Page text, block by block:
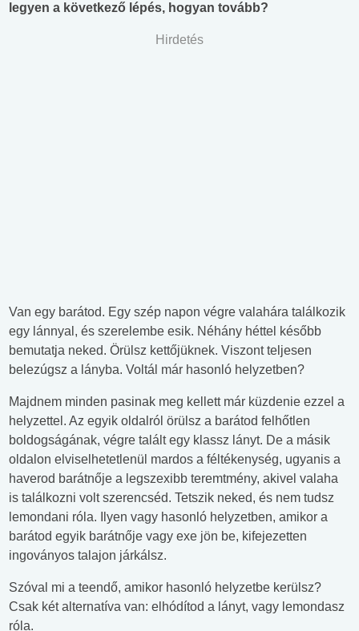
legyen a következő lépés, hogyan tovább?
Hirdetés
Van egy barátod. Egy szép napon végre valahára találkozik
egy lánnyal, és szerelembe esik. Néhány héttel később
bemutatja neked. Örülsz kettőjüknek. Viszont teljesen
belezúgsz a lányba. Voltál már hasonló helyzetben?
Majdnem minden pasinak meg kellett már küzdenie ezzel a
helyzettel. Az egyik oldalról örülsz a barátod felhőtlen
boldogságának, végre talált egy klassz lányt. De a másik
oldalon elviselhetetlenül mardos a féltékenység, ugyanis a
haverod barátnője a legszexibb teremtmény, akivel valaha
is találkozni volt szerencséd. Tetszik neked, és nem tudsz
lemondani róla. Ilyen vagy hasonló helyzetben, amikor a
barátod egyik barátnője vagy exe jön be, kifejezetten
ingoványos talajon járkálsz.
Szóval mi a teendő, amikor hasonló helyzetbe kerülsz?
Csak két alternatíva van: elhódítod a lányt, vagy lemondasz
róla.